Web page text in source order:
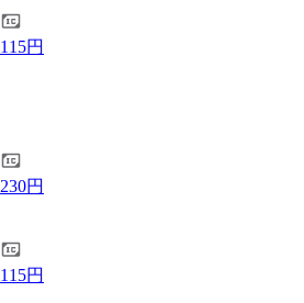
115円
230円
115円